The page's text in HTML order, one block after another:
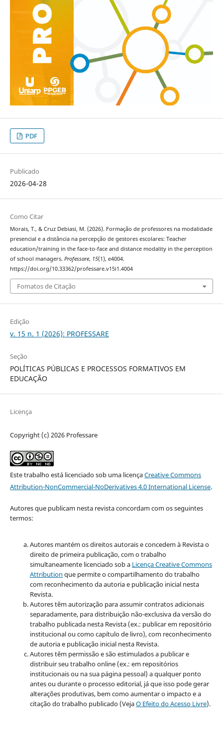
PDF
Publicado
2026-04-28
Como Citar
Morais, T., & Cruz Debiasi, M. (2026). Formação de professores na modalidade
presencial e a distância na percepção de gestores escolares: Teacher
education/training in the face-to-face and distance modality in the perception
of school managers. Professare, 15(1), e4004.
https://doi.org/10.33362/professare.v15i1.4004
Fomatos de Citação
Edição
v. 15 n. 1 (2026): PROFESSARE
Seção
POLÍTICAS PÚBLICAS E PROCESSOS FORMATIVOS EM
EDUCAÇÃO
Licença
Copyright (c) 2026 Professare
Este trabalho está licenciado sob uma licençaCreative Commons
Attribution-NonCommercial-NoDerivatives 4.0 International License.
Autores que publicam nesta revista concordam com os seguintes
termos:
Autores mantém os direitos autorais e concedem à Revista o
direito de primeira publicação, com o trabalho
simultaneamente licenciado sob a Licença Creative Commons
Attribution que permite o compartilhamento do trabalho
com reconhecimento da autoria e publicação inicial nesta
Revista.
Autores têm autorização para assumir contratos adicionais
separadamente, para distribuição não-exclusiva da versão do
trabalho publicada nesta Revista (ex.: publicar em repositório
institucional ou como capítulo de livro), com reconhecimento
de autoria e publicação inicial nesta Revista.
Autores têm permissão e são estimulados a publicar e
distribuir seu trabalho online (ex.: em repositórios
institucionais ou na sua página pessoal) a qualquer ponto
antes ou durante o processo editorial, já que isso pode gerar
alterações produtivas, bem como aumentar o impacto e a
citação do trabalho publicado (VejaO Efeito do Acesso Livre).